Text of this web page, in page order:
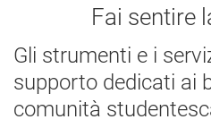
Fai sentire
Gli strumenti e i
supporto dedicati ai
comunità